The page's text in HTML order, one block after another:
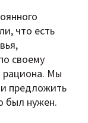
что есть
своему
рациона. Мы
предложить
был нужен.